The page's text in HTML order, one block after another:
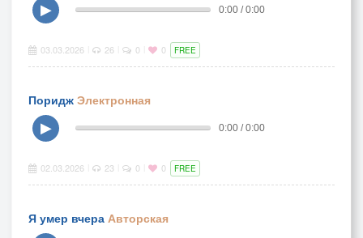
▶
0:00 / 0:00
03.03.2026 26 0 0 FREE
Поридж Электронная
▶
0:00 / 0:00
02.03.2026 23 0 0 FREE
Я умер вчера Авторская